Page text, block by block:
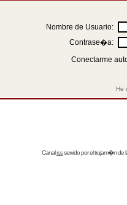
Nombre de Usuario:
Contrase�a:
Conectarme
He
Canalrssservido por eltrujam�nde